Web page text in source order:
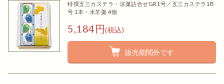
特撰五三カステラ・涼菓詰合せGR1号／五三カステラ1B
号 1本・水羊羹 4個
5,184円(税込)
販売期間外です